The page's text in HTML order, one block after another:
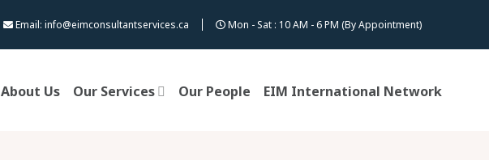
Email: info@eimconsultantservices.ca Mon - Sat : 10 AM - 6 PM (By Appointment)
About Us Our Services Our People EIM International Network